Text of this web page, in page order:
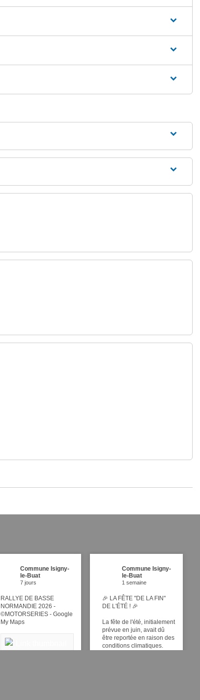
Commune Isigny-
le-Buat
7 jours
RALLYE DE BASSE
NORMANDIE 2026 -
©MOTORSERIES - Google
My Maps
Commune Isigny-
le-Buat
1 semaine
🎉 LA FÊTE "DE LA FIN"
DE L'ÉTÉ ! 🎉
La fête de l'été, initialement
prévue en juin, avait dû
être reportée en raison des
conditions climatiques.